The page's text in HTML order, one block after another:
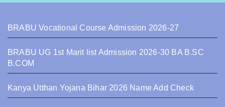
BRABU Vocational Course Admission 2026-27
BRABU UG 1st Marit list Admission 2026-30 BA B.SC
B.COM
Kanya Utthan Yojana Bihar 2026 Name Add Check